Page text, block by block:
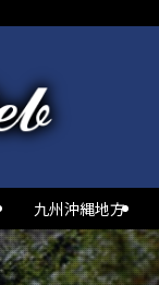
九州沖縄地方